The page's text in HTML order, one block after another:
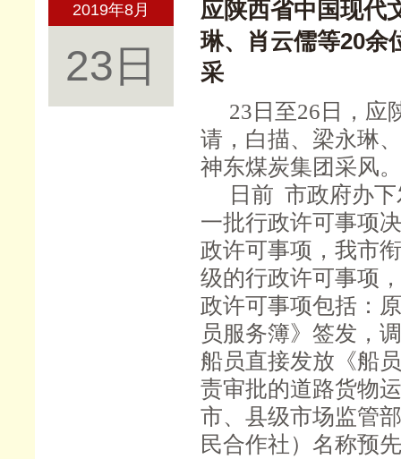
2019年8月
23日
应陕西省中国现代
琳、肖云儒等20余
采
23日至26日，应
请，白描、梁永琳
神东煤炭集团采风。
日前 市政府办
一批行政许可事项
政许可事项，我市
级的行政许可事项
政许可事项包括：
员服务簿》签发，
船员直接发放《船
责审批的道路货物
市、县级市场监管
民合作社）名称预